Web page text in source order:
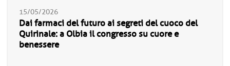
15/05/2026
Dai farmaci del futuro ai segreti del cuoco del
Quirinale: a Olbia il congresso su cuore e
benessere